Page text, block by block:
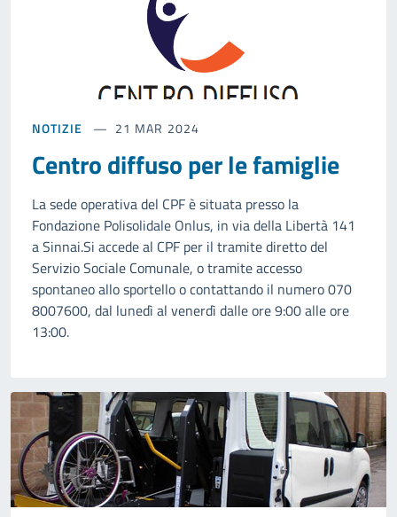
NOTIZIE 21 MAR 2024
Centro diffuso per le famiglie
La sede operativa del CPF è situata presso la
Fondazione Polisolidale Onlus, in via della Libertà 141
a Sinnai.Si accede al CPF per il tramite diretto del
Servizio Sociale Comunale, o tramite accesso
spontaneo allo sportello o contattando il numero 070
8007600, dal lunedì al venerdì dalle ore 9:00 alle ore
13:00.